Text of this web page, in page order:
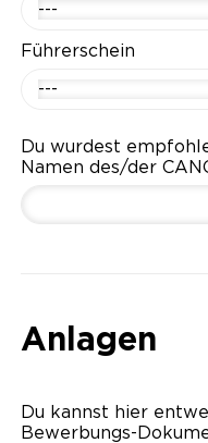
---
Führerschein
---
Du wurdest
Namen des/der
Anlagen
Du kannst hier
Bewerbungs-